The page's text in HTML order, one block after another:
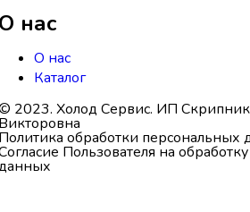
нас
О нас
Каталог
2023. Холод Сервис. ИП
обработки персональных
Пользователя на